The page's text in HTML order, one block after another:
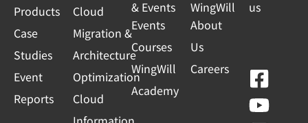
Products
Case
Studies
Event
Reports
Cloud
Migration &
Architecture
Optimization
Cloud
& Events
Events
Courses
WingWill
Academy
WingWill
About
Us
Careers
us
F
a
Y
o
L
i
L
i